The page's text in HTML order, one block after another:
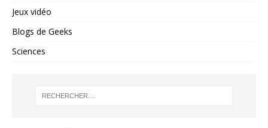
Jeux vidéo
Blogs de Geeks
Sciences